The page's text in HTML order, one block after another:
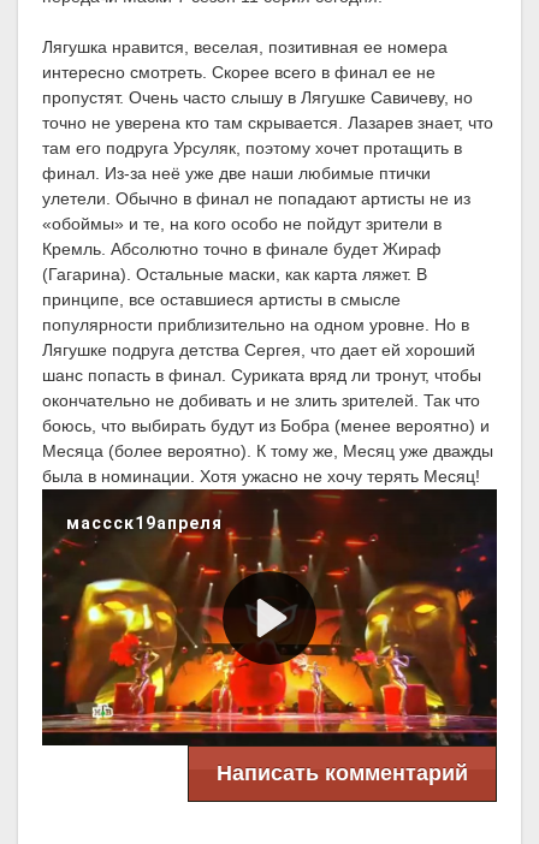
Лягушка нравится, веселая, позитивная ее номера
интересно смотреть. Скорее всего в финал ее не
пропустят. Очень часто слышу в Лягушке Савичеву, но
точно не уверена кто там скрывается. Лазарев знает, что
там его подруга Урсуляк, поэтому хочет протащить в
финал. Из-за неë уже две наши любимые птички
улетели. Обычно в финал не попадают артисты не из
«обоймы» и те, на кого особо не пойдут зрители в
Кремль. Абсолютно точно в финале будет Жираф
(Гагарина). Остальные маски, как карта ляжет. В
принципе, все оставшиеся артисты в смысле
популярности приблизительно на одном уровне. Но в
Лягушке подруга детства Сергея, что дает ей хороший
шанс попасть в финал. Суриката вряд ли тронут, чтобы
окончательно не добивать и не злить зрителей. Так что
боюсь, что выбирать будут из Бобра (менее вероятно) и
Месяца (более вероятно). К тому же, Месяц уже дважды
была в номинации. Хотя ужасно не хочу терять Месяц!
Написать комментарий